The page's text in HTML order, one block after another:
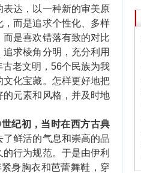
达，以一种新的审美原
而是追求个性化、多样
是喜欢错落有致的对比
求棱角分明，充分利用
老文明，56个民族为我
化宝藏。怎样更好地把
元素和风格，并及时地
纪初，当时在西方古典
鲜活的气息和崇高的品
行为规范。于是由伊利
身胸衣和芭蕾舞鞋，穿